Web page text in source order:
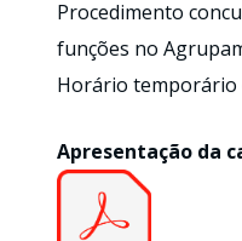
Procedimento
funções no
Horário temporário
Apresentação da